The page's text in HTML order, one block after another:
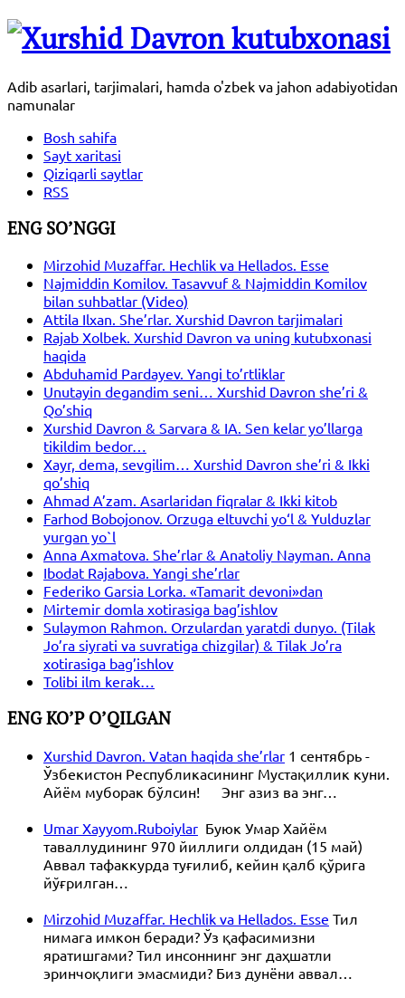
Adib asarlari, tarjimalari, hamda o'zbek va jahon adabiyotidan
namunalar
Bosh sahifa
Sayt xaritasi
Qiziqarli saytlar
RSS
ENG SO’NGGI
Mirzohid Muzaffar. Hechlik va Hellados. Esse
Najmiddin Komilov. Tasavvuf & Najmiddin Komilov
bilan suhbatlar (Video)
Attila Ilxan. She’rlar. Xurshid Davron tarjimalari
Rajab Xolbek. Xurshid Davron va uning kutubxonasi
haqida
Abduhamid Pardayev. Yangi to’rtliklar
Unutayin degandim seni… Xurshid Davron she’ri &
Qo’shiq
Xurshid Davron & Sarvara & IA. Sen kelar yo’llarga
tikildim bedor…
Xayr, dema, sevgilim… Xurshid Davron she’ri & Ikki
qo’shiq
Ahmad A’zam. Asarlaridan fiqralar & Ikki kitob
Farhod Bobojonov. Orzuga eltuvchi yo‘l & Yulduzlar
yurgan yo`l
Anna Axmatova. She’rlar & Anatoliy Nayman. Anna
Ibodat Rajabova. Yangi she’rlar
Federiko Garsia Lorka. «Tamarit devoni»dan
Mirtemir domla xotirasiga bag’ishlov
Sulaymon Rahmon. Orzulardan yaratdi dunyo. (Tilak
Jo’ra siyrati va suvratiga chizgilar) & Tilak Jo’ra
xotirasiga bag’ishlov
Tolibi ilm kerak…
ENG KO’P O’QILGAN
Xurshid Davron. Vatan haqida she’rlar 1 сентябрь -
Ўзбекистон Республикасининг Мустақиллик куни.
Айём муборак бўлсин! Энг азиз ва энг…
Umar Xayyom.Ruboiylar Буюк Умар Хайём
таваллудининг 970 йиллиги олдидан (15 май)
Аввал тафаккурда туғилиб, кейин қалб қўрига
йўғрилган…
Mirzohid Muzaffar. Hechlik va Hellados. Esse Тил
нимага имкон беради? Ўз қафасимизни
яратишгами? Тил инсоннинг энг даҳшатли
эринчоқлиги эмасмиди? Биз дунёни аввал…